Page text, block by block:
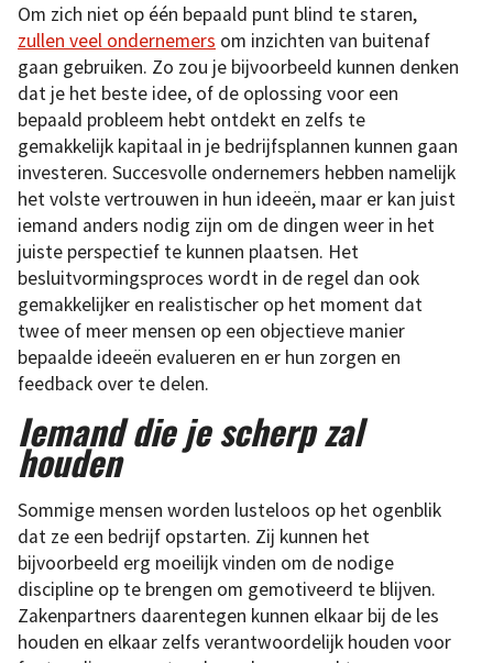
Om zich niet op één bepaald punt blind te staren,
zullen veel ondernemers om inzichten van buitenaf
gaan gebruiken. Zo zou je bijvoorbeeld kunnen denken
dat je het beste idee, of de oplossing voor een
bepaald probleem hebt ontdekt en zelfs te
gemakkelijk kapitaal in je bedrijfsplannen kunnen gaan
investeren. Succesvolle ondernemers hebben namelijk
het volste vertrouwen in hun ideeën, maar er kan juist
iemand anders nodig zijn om de dingen weer in het
juiste perspectief te kunnen plaatsen. Het
besluitvormingsproces wordt in de regel dan ook
gemakkelijker en realistischer op het moment dat
twee of meer mensen op een objectieve manier
bepaalde ideeën evalueren en er hun zorgen en
feedback over te delen.
Iemand die je scherp zal
houden
Sommige mensen worden lusteloos op het ogenblik
dat ze een bedrijf opstarten. Zij kunnen het
bijvoorbeeld erg moeilijk vinden om de nodige
discipline op te brengen om gemotiveerd te blijven.
Zakenpartners daarentegen kunnen elkaar bij de les
houden en elkaar zelfs verantwoordelijk houden voor